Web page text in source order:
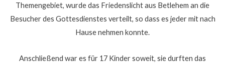
Themengebiet, wurde das Friedenslicht aus Betlehem an die
Besucher des Gottesdienstes verteilt, so dass es jeder mit nach
Hause nehmen konnte.
Anschließend war es für 17 Kinder soweit, sie durften das